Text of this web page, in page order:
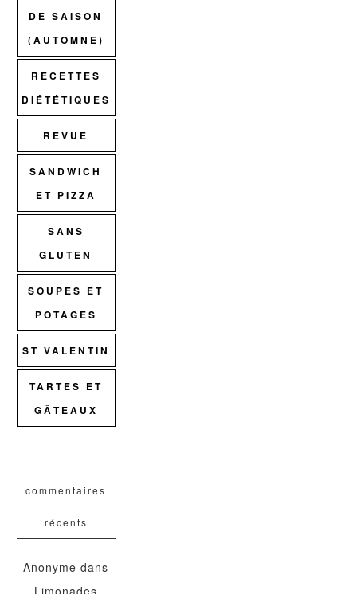
DE SAISON
(AUTOMNE)
RECETTES
DIÉTÉTIQUES
REVUE
SANDWICH
ET PIZZA
SANS
GLUTEN
SOUPES ET
POTAGES
ST VALENTIN
TARTES ET
GÂTEAUX
commentaires
récents
Anonyme dans
Limonades